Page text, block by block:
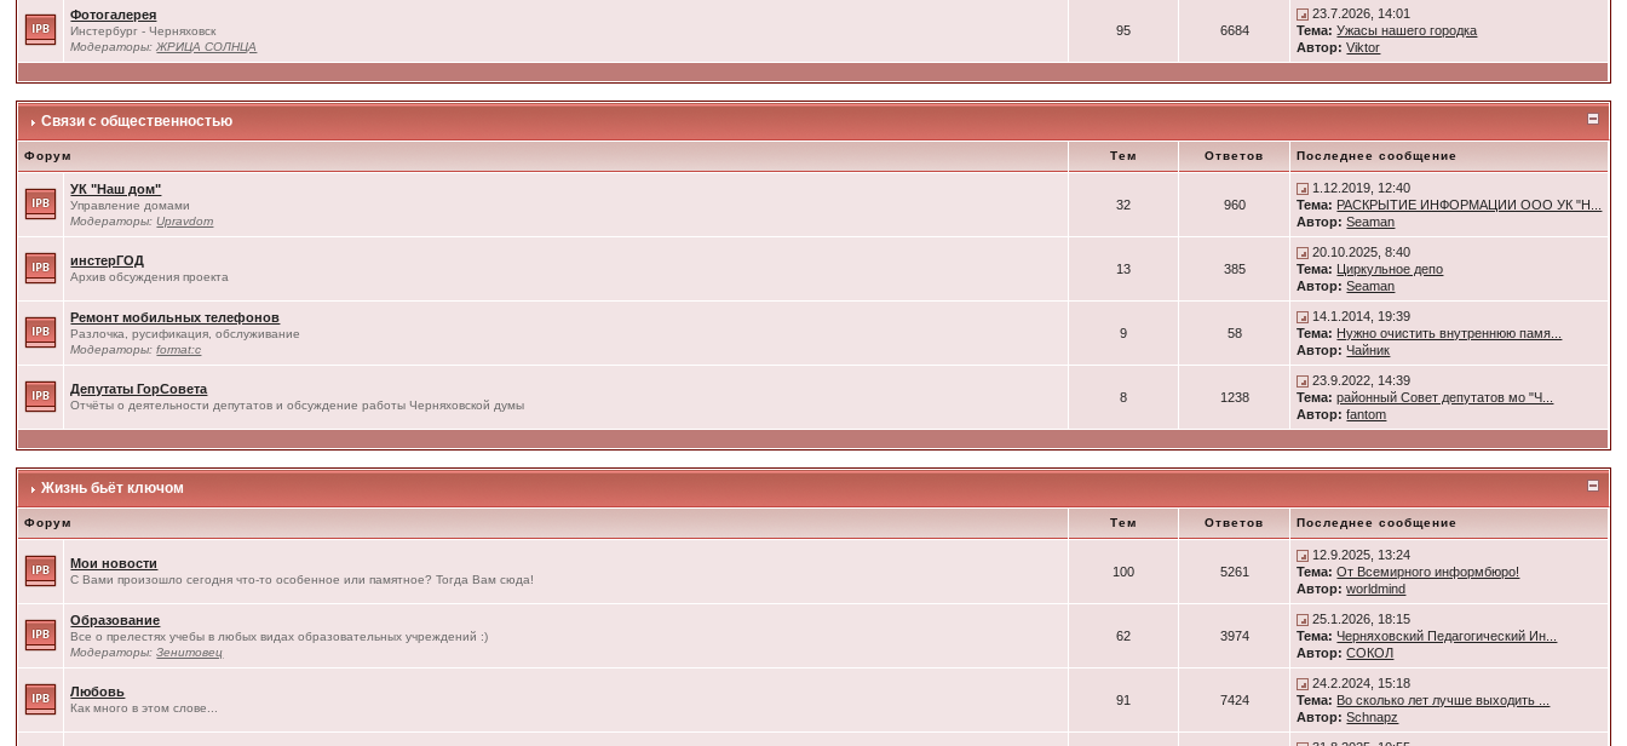
Фотогалерея
Инстербург - Черняховск
Модераторы:ЖРИЦА СОЛНЦА
95 6684
23.7.2026, 14:01
Тема: Ужасы нашего городка
Автор: Viktor
Связи с общественностью
Форум Тем Ответов Последнее сообщение
УК "Наш дом"
Управление домами
Модераторы:Upravdom
32 960
1.12.2019, 12:40
Тема: РАСКРЫТИЕ ИНФОРМАЦИИ ООО УК "Н...
Автор: Seaman
инстерГОД
Архив обсуждения проекта
13 385
20.10.2025, 8:40
Тема: Циркульное депо
Автор: Seaman
Ремонт мобильных телефонов
Разлочка, русификация, обслуживание
Модераторы:format:c
9 58
14.1.2014, 19:39
Тема: Нужно очистить внутреннюю памя...
Автор: Чайник
Депутаты ГорСовета
Отчёты о деятельности депутатов и обсуждение работы Черняховской думы
8 1238
23.9.2022, 14:39
Тема: районный Совет депутатов мо "Ч...
Автор: fantom
Жизнь бьёт ключом
Форум Тем Ответов Последнее сообщение
Мои новости
С Вами произошло сегодня что-то особенное или памятное? Тогда Вам сюда!
100 5261
12.9.2025, 13:24
Тема: От Всемирного информбюро!
Автор: worldmind
Образование
Все о прелестях учебы в любых видах образовательных учреждений :)
Модераторы:Зенитовец
62 3974
25.1.2026, 18:15
Тема: Черняховский Педагогический Ин...
Автор: СОКОЛ
Любовь
Как много в этом слове...
91 7424
24.2.2024, 15:18
Тема: Во сколько лет лучше выходить ...
Автор: Schnapz